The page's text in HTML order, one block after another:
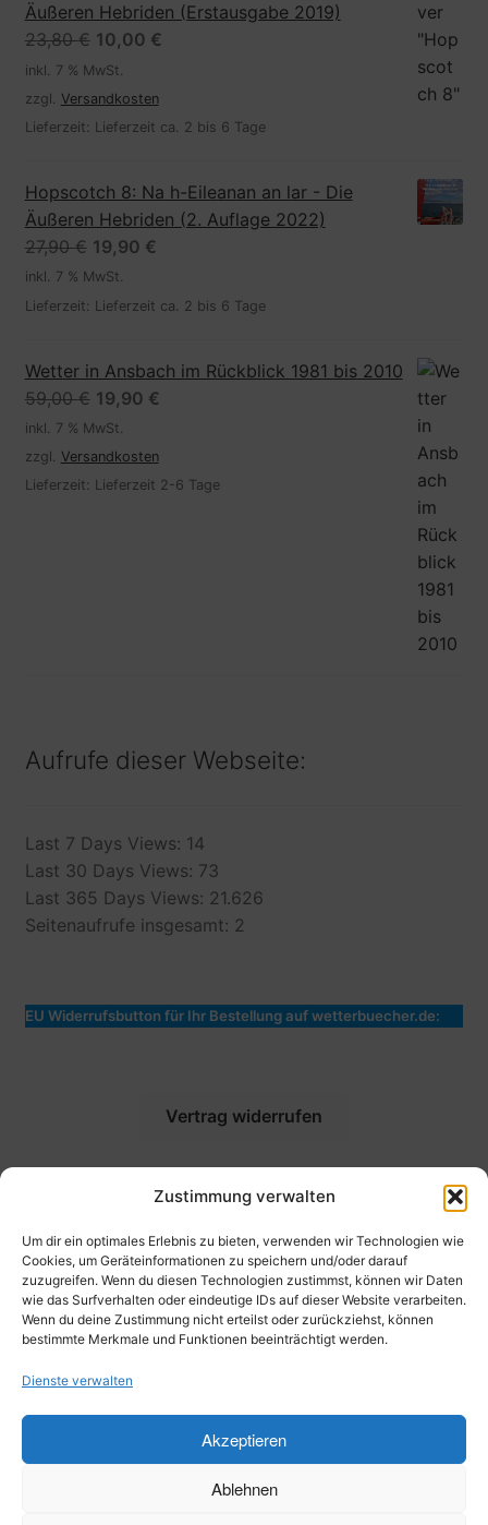
Zustimmung verwalten
Um dir ein optimales Erlebnis zu bieten, verwenden wir Technologien wie
Cookies, um Geräteinformationen zu speichern und/oder darauf
zuzugreifen. Wenn du diesen Technologien zustimmst, können wir Daten
wie das Surfverhalten oder eindeutige IDs auf dieser Website verarbeiten.
Wenn du deine Zustimmung nicht erteilst oder zurückziehst, können
bestimmte Merkmale und Funktionen beeinträchtigt werden.
Dienste verwalten
Akzeptieren
Ablehnen
Äußeren Hebriden (Erstausgabe 2019)
23,80€ Ursprünglicher
Preis
war:
23,80 €
10,00 €Aktueller
10,00 €.
inkl. 7 % MwSt.
zzgl. Versandkosten
Lieferzeit: Lieferzeit ca. 2 bis 6 Tage
Hopscotch 8: Na h-Eileanan an lar - Die
Äußeren Hebriden (2. Auflage 2022)
27,90€ Ursprünglicher
Preis
war:
19,90 €Aktueller
ist:
inkl. 7 % MwSt.
Lieferzeit: Lieferzeit ca. 2 bis 6 Tage
Wetter in Ansbach im Rückblick 1981 bis 2010
59,00€ Ursprünglicher
Preis
war:
59,00 €
19,90 €Aktueller
ist:
19,90 €.
inkl. 7 % MwSt.
zzgl. Versandkosten
Lieferzeit: Lieferzeit 2-6 Tage
Aufrufe dieser Webseite:
Last 7 Days Views: 14
Last 30 Days Views: 73
Last 365 Days Views: 21.626
Seitenaufrufe insgesamt: 2
EU Widerrufsbutton für Ihr Bestellung auf wetterbuecher.de:
Vertrag widerrufen
Bitte beachten: Gehen Sie mit Ihrem Widerrufsrecht
bei Büchern sorgsam um - es steht immer im Raum,
dass es gelesen oder kopiert wurde. Vielen Dank für
Ihr Verständnis!
© Reiseführer Äußere Hebriden | Wetterbücher |
FotoPrints 2026
Erstellt mit WooCommerce